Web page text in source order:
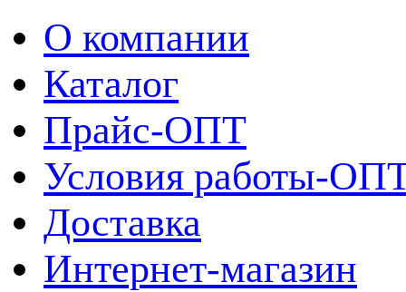
О компании
Каталог
Прайс-ОПТ
Условия работы-
Доставка
Интернет-магазин